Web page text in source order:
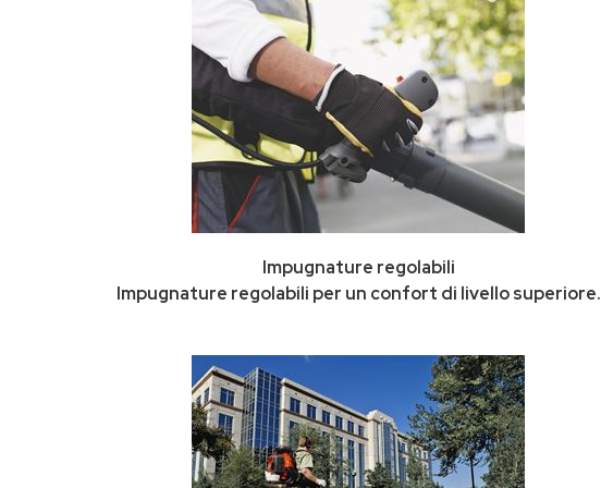
Impugnature regolabili
Impugnature regolabili per un confort di livello superiore.